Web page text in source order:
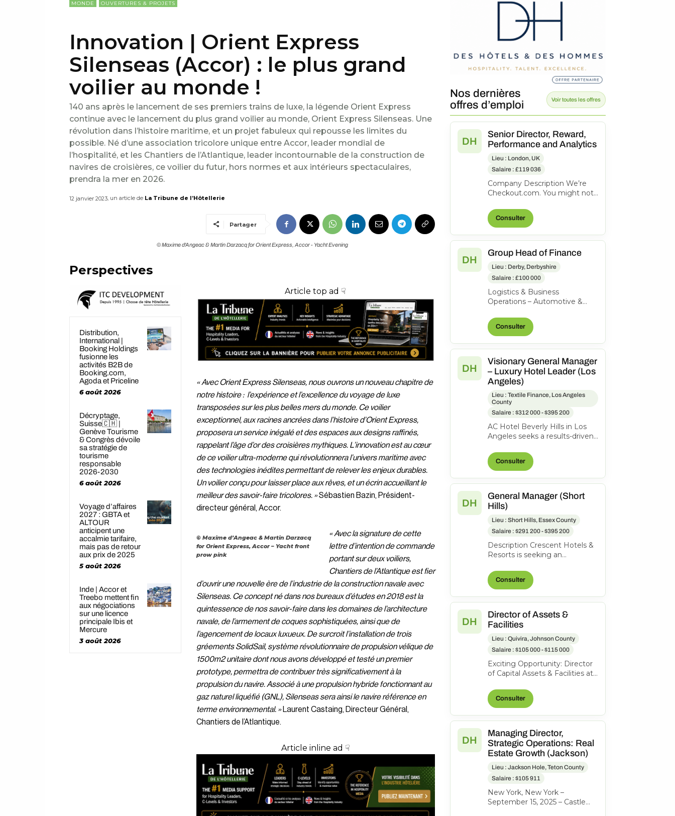
MONDE OUVERTURES & PROJETS
Innovation | Orient Express
Silenseas (Accor) : le plus grand
voilier au monde !
140 ans après le lancement de ses premiers trains de luxe, la légende Orient Express
continue avec le lancement du plus grand voilier au monde, Orient Express Silenseas. Une
révolution dans l’histoire maritime, et un projet fabuleux qui repousse les limites du
possible. Né d’une association tricolore unique entre Accor, leader mondial de
l’hospitalité, et les Chantiers de l’Atlantique, leader incontournable de la construction de
navires de croisières, ce voilier du futur, hors normes et aux intérieurs spectaculaires,
prendra la mer en 2026.
12 janvier 2023, un article de La Tribune de l’Hôtellerie
Partager
© Maxime d'Angeac & Martin Darzacq for Orient Express, Accor - Yacht Evening
Perspectives
Distribution,
International |
Booking Holdings
fusionne les
activités B2B de
Booking.com,
Agoda et Priceline
6 août 2026
Décryptage,
Suisse🇨🇭 |
Genève Tourisme
& Congrès dévoile
sa stratégie de
tourisme
responsable
2026-2030
6 août 2026
Voyage d’affaires
2027 : GBTA et
ALTOUR
anticipent une
accalmie tarifaire,
mais pas de retour
aux prix de 2025
5 août 2026
Inde | Accor et
Treebo mettent fin
aux négociations
sur une licence
principale Ibis et
Mercure
3 août 2026
Article top ad ☟
« Avec Orient Express Silenseas, nous ouvrons un nouveau chapitre de
notre histoire : l’expérience et l’excellence du voyage de luxe
transposées sur les plus belles mers du monde. Ce voilier
exceptionnel, aux racines ancrées dans l’histoire d’Orient Express,
proposera un service inégalé et des espaces aux designs raffinés,
rappelant l’âge d’or des croisières mythiques. L’innovation est au cœur
de ce voilier ultra-moderne qui révolutionnera l’univers maritime avec
des technologies inédites permettant de relever les enjeux durables.
Un voilier conçu pour laisser place aux rêves, et un écrin accueillant le
meilleur des savoir-faire tricolores. »Sébastien Bazin, Président-
directeur général, Accor.
© Maxime d’Angeac & Martin Darzacq
for Orient Express, Accor – Yacht front
prow pink
« Avec la signature de cette
lettre d’intention de commande
portant sur deux voiliers,
Chantiers de l’Atlantique est fier
d’ouvrir une nouvelle ère de l’industrie de la construction navale avec
Silenseas. Ce concept né dans nos bureaux d’études en 2018 est la
quintessence de nos savoir-faire dans les domaines de l’architecture
navale, de l’armement de coques sophistiquées, ainsi que de
l’agencement de locaux luxueux. De surcroit l’installation de trois
gréements SolidSail, système révolutionnaire de propulsion vélique de
1500m2 unitaire dont nous avons développé et testé un premier
prototype, permettra de contribuer très significativement à la
propulsion du navire. Associé à une propulsion hybride fonctionnant au
gaz naturel liquéfié (GNL), Silenseas sera ainsi le navire référence en
terme environnemental. » Laurent Castaing, Directeur Général,
Chantiers de l’Atlantique.
Article inline ad ☟
Nos dernières
offres d’emploi
Voir toutes les offres
DH
Senior Director, Reward,
Performance and Analytics
Lieu : London, UK
Salaire : £119 036
Company Description We’re
Checkout.com. You might not
companies like eBay, Spotify,
Klarna, Uber,...
Consulter
DH
Group Head of Finance
Lieu : Derby, Derbyshire
Salaire : £100 000
Logistics & Business
Operations – Automotive &
Product | Private Equity-
Backed Our client is a...
Consulter
DH
Visionary General Manager
– Luxury Hotel Leader (Los
Angeles)
Lieu : Textile Finance, Los Angeles
County
Salaire : $312 000 - $395 200
AC Hotel Beverly Hills in Los
Angeles seeks a results-driven
200-room lifestyle hotel and...
Consulter
DH
General Manager (Short
Hills)
Lieu : Short Hills, Essex County
Salaire : $291 200 - $395 200
Description Crescent Hotels &
Resorts is seeking an
to lead the Hilton Short Hills. At
Cr...Consulter
DH
Director of Assets &
Facilities
Lieu : Quivira, Johnson County
Salaire : $105 000 - $115 000
Exciting Opportunity: Director
of Capital Assets & Facilities at
Consulting, Inc. About the
role...Consulter
DH
Managing Director,
Strategic Operations: Real
Estate Growth (Jackson)
Lieu : Jackson Hole, Teton County
Salaire : $105 911
New York, New York –
September 15, 2025 – Castle